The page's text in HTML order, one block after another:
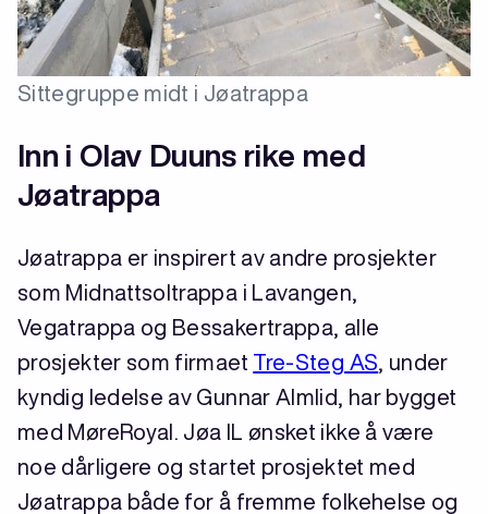
Sittegruppe midt i Jøatrappa
Inn i Olav Duuns rike med
Jøatrappa
Jøatrappa er inspirert av andre prosjekter
som Midnattsoltrappa i Lavangen,
Vegatrappa og Bessakertrappa, alle
prosjekter som firmaet Tre-Steg AS , under
kyndig ledelse av Gunnar Almlid, har bygget
med MøreRoyal. Jøa IL ønsket ikke å være
noe dårligere og startet prosjektet med
Jøatrappa både for å fremme folkehelse og